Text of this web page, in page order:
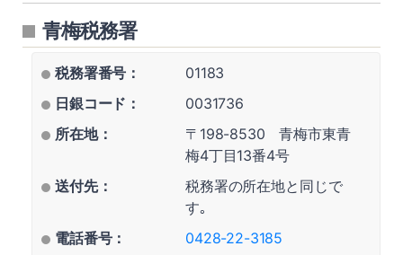
青梅税務署
税務署番号：
01183
日銀コード：
0031736
所在地：
〒198-8530 青梅市東青
梅4丁目13番4号
送付先：
税務署の所在地と同じで
す｡
電話番号：
0428-22-3185